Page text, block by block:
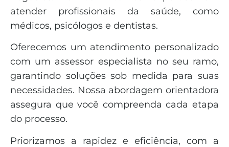
atender profissionais da saúde, como
médicos, psicólogos e dentistas.
Oferecemos um atendimento personalizado
com um assessor especialista no seu ramo,
garantindo soluções sob medida para suas
necessidades. Nossa abordagem orientadora
assegura que você compreenda cada etapa
do processo.
Priorizamos a rapidez e eficiência, com a